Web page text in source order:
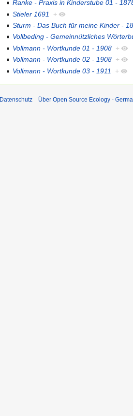
Ranke - Praxis in Kinderstube 01 -
Stieler 1691
+
Sturm - Das Buch für meine Kinder -
Vollbeding - Gemeinnützliches
Vollmann - Wortkunde 01 - 1908 +
Vollmann - Wortkunde 02 - 1908 +
Vollmann - Wortkunde 03 - 1911
+
Datenschutz Über Open Source Ecology -